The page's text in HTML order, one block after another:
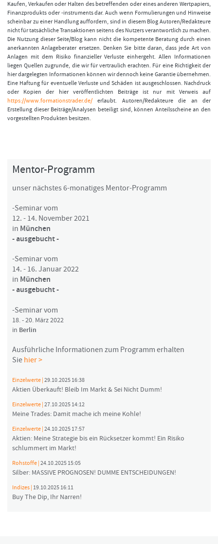
Kaufen, Verkaufen oder Halten des betreffenden oder eines anderen Wertpapiers,
Finanzprodukts oder -instruments dar. Auch wenn Formulierungen und Hinweise
scheinbar zu einer Handlung auffordern, sind in diesem Blog Autoren/Redakteure
nicht für tatsächliche Transaktionen seitens des Nutzers verantwortlich zu machen.
Die Nutzung dieser Seite/Blog kann nicht die kompetente Beratung durch einen
anerkannten Anlageberater ersetzen. Denken Sie bitte daran, dass jede Art von
Anlagen mit dem Risiko finanzieller Verluste einhergeht. Allen Informationen
liegen Quellen zugrunde, die wir für vertraulich erachten. Für eine Richtigkeit der
hier dargelegten Informationen können wir dennoch keine Garantie übernehmen.
Eine Haftung für eventuelle Verluste und Schäden ist ausgeschlossen. Nachdruck
oder Kopien der hier veröffentlichten Beiträge ist nur mit Verweis auf
https://www.formationstrader.de/ erlaubt. Autoren/Redakteure die an der
Erstellung dieser Beiträge/Analysen beteiligt sind, können Anteilsscheine an den
vorgestellten Produkten besitzen.
Mentor-Programm
unser nächstes 6-monatiges Mentor-Programm
-Seminar vom
12. - 14. November 2021
in München
- ausgebucht -
-Seminar vom
14. - 16. Januar 2022
in München
- ausgebucht -
-Seminar vom
18. - 20. März 2022
in Berlin
Ausführliche Informationen zum Programm erhalten
Sie hier >
Einzelwerte | 29.10.2025 16:38
Aktien Überkauft! Bleib Im Markt & Sei Nicht Dumm!
Einzelwerte | 27.10.2025 14:12
Meine Trades: Damit mache ich meine Kohle!
Einzelwerte | 24.10.2025 17:57
Aktien: Meine Strategie bis ein Rücksetzer kommt! Ein Risiko
schlummert im Markt!
Rohstoffe | 24.10.2025 15:05
Silber: MASSIVE PROGNOSEN! DUMME ENTSCHEIDUNGEN!
Indizes | 19.10.2025 16:11
Buy The Dip, Ihr Narren!